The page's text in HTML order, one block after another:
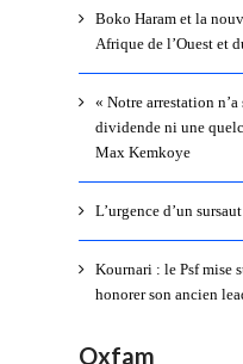
Boko Haram et la
Afrique de l’Ouest et
« Notre arrestation
dividende ni une
Max Kemkoye
L’urgence d’un
Kournari : le Psf mise
honorer son ancien
Oxfam